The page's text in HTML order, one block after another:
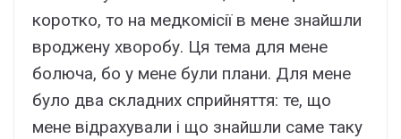
коротко, то на медкомісії в мене знайшли
вроджену хворобу. Ця тема для мене
болюча, бо у мене були плани. Для мене
було два складних сприйняття: те, що
мене відрахували і що знайшли саме таку